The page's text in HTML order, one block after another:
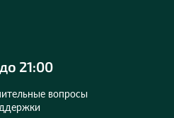
21:00
вопросы